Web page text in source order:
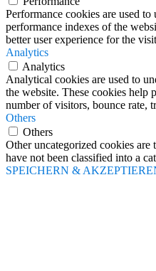
Performance cookies are used
performance indexes of the
better user experience for the
Analytics
Analytics
Analytical cookies are used to
the website. These cookies help
number of visitors, bounce rate,
Others
Others
Other uncategorized cookies are
have not been classified into a
SPEICHERN &